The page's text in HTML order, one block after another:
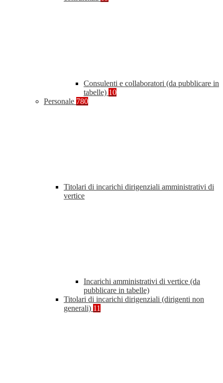
Consulenti e collaboratori (da pubblicare in
tabelle) 10
Personale 780
Titolari di incarichi dirigenziali amministrativi di
vertice
Incarichi amministrativi di vertice (da
pubblicare in tabelle)
Titolari di incarichi dirigenziali (dirigenti non
generali) 11